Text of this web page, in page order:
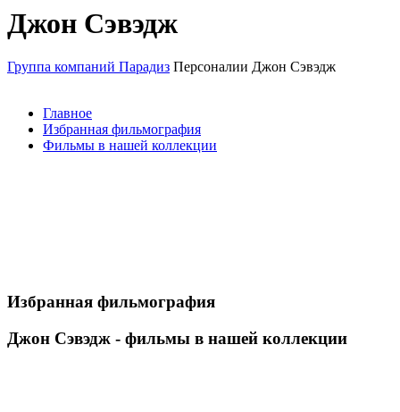
Джон Сэвэдж
Группа компаний Парадиз Персоналии Джон Сэвэдж
Главное
Избранная фильмография
Фильмы в нашей коллекции
Избранная фильмография
Джон Сэвэдж - фильмы в нашей коллекции